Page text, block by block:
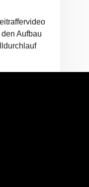
Aufbau